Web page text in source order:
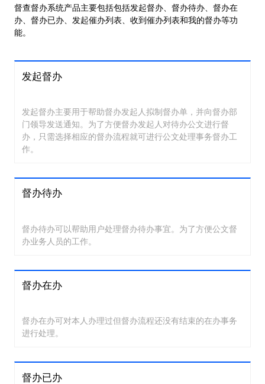
督查督办系统产品主要包括包括发起督办、督办待办、督办在
办、督办已办、发起催办列表、收到催办列表和我的督办等功
能。
发起督办
发起督办主要用于帮助督办发起人拟制督办单，并向督办部
门领导发送通知。为了方便督办发起人对待办公文进行督
办，只需选择相应的督办流程就可进行公文处理事务督办工
作。
督办待办
督办待办可以帮助用户处理督办待办事宜。为了方便公文督
办业务人员的工作。
督办在办
督办在办可对本人办理过但督办流程还没有结束的在办事务
进行处理。
督办已办